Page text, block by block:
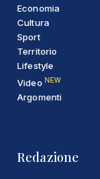
Economia
Cultura
Sport
Territorio
Lifestyle
Video NEW
Argomenti
Redazione